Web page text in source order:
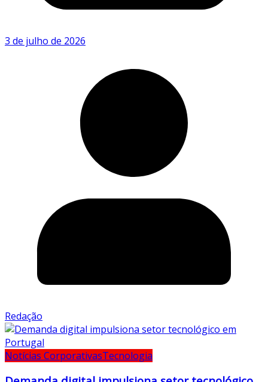
3 de julho de 2026
Redação
Notícias CorporativasTecnologia